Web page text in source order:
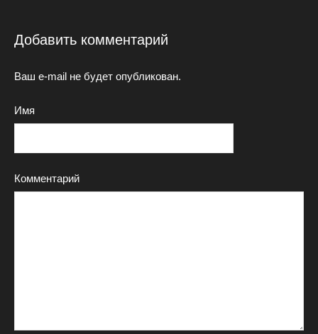
Добавить комментарий
Ваш e-mail не будет опубликован.
Имя
Комментарий